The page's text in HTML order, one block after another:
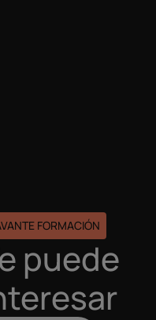
FORMACIÓN
puede